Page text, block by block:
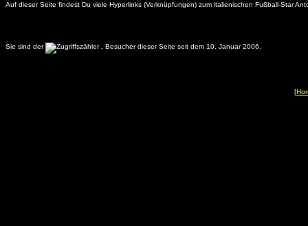
Auf dieser Seite findest Du viele Hyperlinks (Verknüpfungen) zum italienischen Fußball-Star
Sie sind der . Besucher dieser Seite seit dem 10. Januar 2006.
[